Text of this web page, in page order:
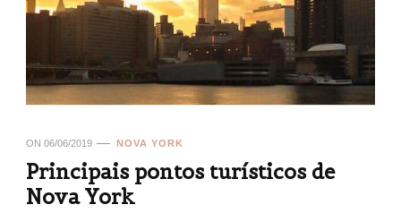
ON 06/06/2019 NOVA YORK
Principais pontos turísticos de
Nova York